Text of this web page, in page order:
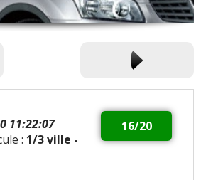
16/20
11:22:07
: 1/3 ville -